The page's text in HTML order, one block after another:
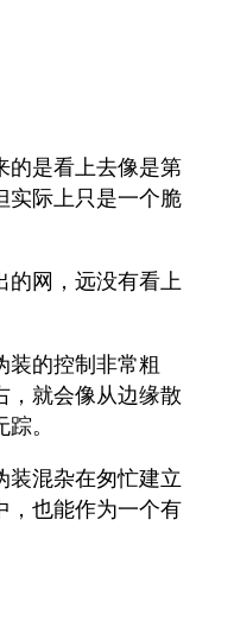
的是看上去像是第
实际上只是一个脆
的网，远没有看上
装的控制非常粗
，就会像从边缘散
。
装混杂在匆忙建立
，也能作为一个有